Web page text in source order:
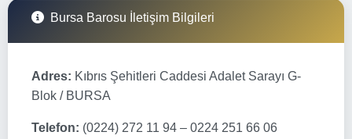
Bursa Barosu İletişim Bilgileri
Adres: Kıbrıs Şehitleri Caddesi Adalet Sarayı G-
Blok / BURSA
Telefon: (0224) 272 11 94 – 0224 251 66 06